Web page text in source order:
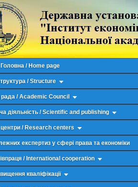
Головна / Home page
/ Structure
/ Academic Council
діяльність / Scientific and publishing
центри / Research centers
експертиз у сфері права та економіки
/ International cooperation
кваліфікації